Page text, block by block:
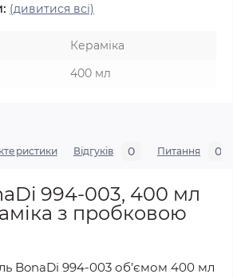
(дивитися всі)
Кераміка
400 мл
Відгуків 0 Питання 0
994-003, 400 мл
з пробковою
BonaDi 994-003 об’ємом 400 мл